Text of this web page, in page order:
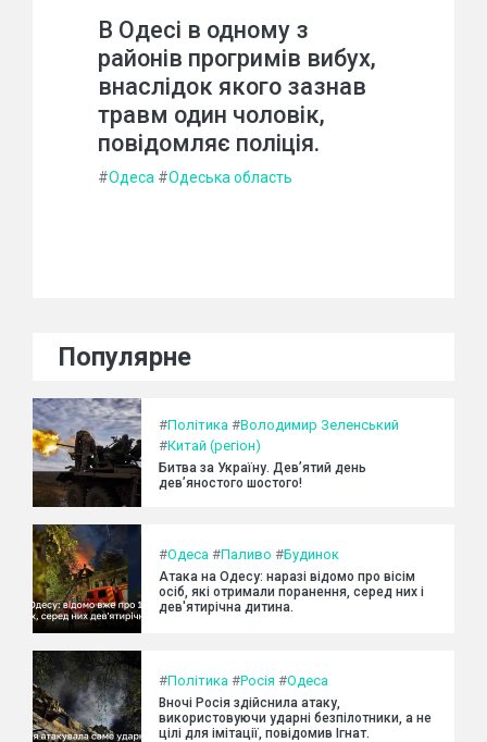
В Одесі в одному з
районів прогримів вибух,
внаслідок якого зазнав
травм один чоловік,
повідомляє поліція.
#Одеса #Одеська область
Популярне
#Політика #Володимир Зеленський
#Китай (регіон)
Битва за Україну. Дев’ятий день
дев’яностого шостого!
#Одеса #Паливо #Будинок
Атака на Одесу: наразі відомо про вісім
осіб, які отримали поранення, серед них і
дев'ятирічна дитина.
#Політика #Росія #Одеса
Вночі Росія здійснила атаку,
використовуючи ударні безпілотники, а не
цілі для імітації, повідомив Ігнат.